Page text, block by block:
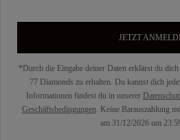
JETZT
*Durch die Eingabe deiner Daten erklärst du
77 Diamonds zu erhalten. Du kannst dich
Informationen findest du in unserer
Geschäftsbedingungen. Keine Barauszahlung
am 31/12/2026 um